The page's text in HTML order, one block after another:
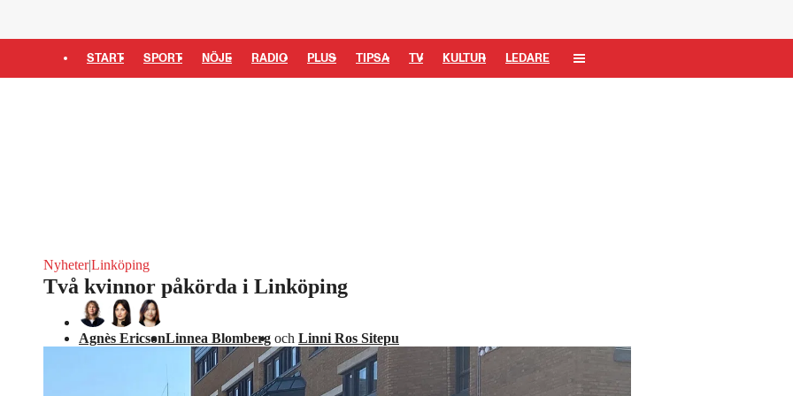
START SPORT NÖJE RADIO PLUS TIPSA TV KULTUR LEDARE
Nyheter|Linköping
Två kvinnor påkörda i Linköping
Agnès EricsonLinnea Blomberg och Linni Ros Sitepu